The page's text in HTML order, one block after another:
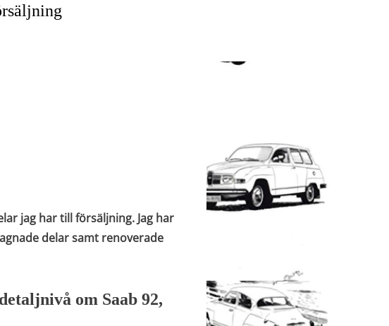
jag har till försäljning. Jag har
delar samt renoverade
om Saab 92,